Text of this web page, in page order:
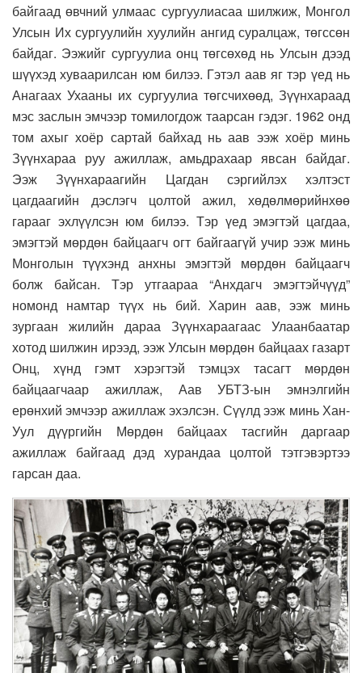
байгаад өвчний улмаас сургуулиасаа шилжиж, Монгол
Улсын Их сургуулийн хуулийн ангид суралцаж, төгссөн
байдаг. Ээжийг сургуулиа онц төгсөхөд нь Улсын дээд
шүүхэд хуваарилсан юм билээ. Гэтэл аав яг тэр үед нь
Анагаах Ухааны их сургуулиа төгсчихөөд, Зүүнхараад
мэс заслын эмчээр томилогдож таарсан гэдэг. 1962 онд
том ахыг хоёр сартай байхад нь аав ээж хоёр минь
Зүүнхараа руу ажиллаж, амьдрахаар явсан байдаг.
Ээж Зүүнхараагийн Цагдан сэргийлэх хэлтэст
цагдаагийн дэслэгч цолтой ажил, хөдөлмөрийнхөө
гарааг эхлүүлсэн юм билээ. Тэр үед эмэгтэй цагдаа,
эмэгтэй мөрдөн байцаагч огт байгаагүй учир ээж минь
Монголын түүхэнд анхны эмэгтэй мөрдөн байцаагч
болж байсан. Тэр утгаараа “Анхдагч эмэгтэйчүүд”
номонд намтар түүх нь бий. Харин аав, ээж минь
зургаан жилийн дараа Зүүнхараагаас Улаанбаатар
хотод шилжин ирээд, ээж Улсын мөрдөн байцаах газарт
Онц, хүнд гэмт хэрэгтэй тэмцэх тасагт мөрдөн
байцаагчаар ажиллаж, Аав УБТЗ-ын эмнэлгийн
ерөнхий эмчээр ажиллаж эхэлсэн. Сүүлд ээж минь Хан-
Уул дүүргийн Мөрдөн байцаах тасгийн даргаар
ажиллаж байгаад дэд хурандаа цолтой тэтгэвэртээ
гарсан даа.